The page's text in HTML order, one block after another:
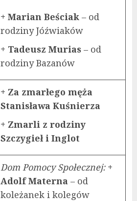
+ Marian Beściak – od
rodziny Jóźwiaków
+ Tadeusz Murias – od
rodziny Bazanów
+ Za zmarłego męża
Stanisława Kuśnierza
+ Zmarli z rodziny
Szczygieł i Inglot
Dom Pomocy Społecznej:+
Adolf Materna – od
koleżanek i kolegów